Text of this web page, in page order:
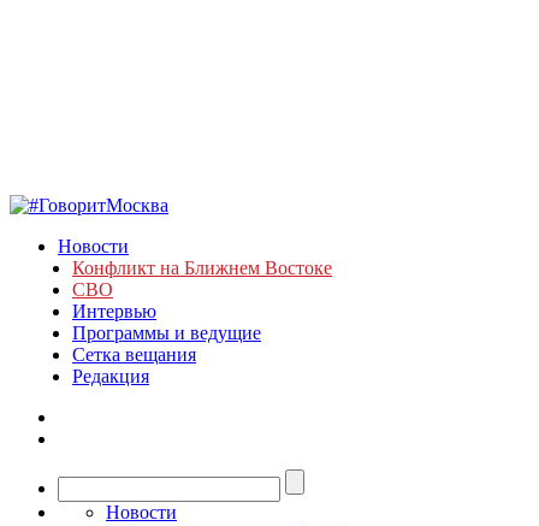
Новости
Конфликт на Ближнем Востоке
СВО
Интервью
Программы и ведущие
Сетка вещания
Редакция
Новости